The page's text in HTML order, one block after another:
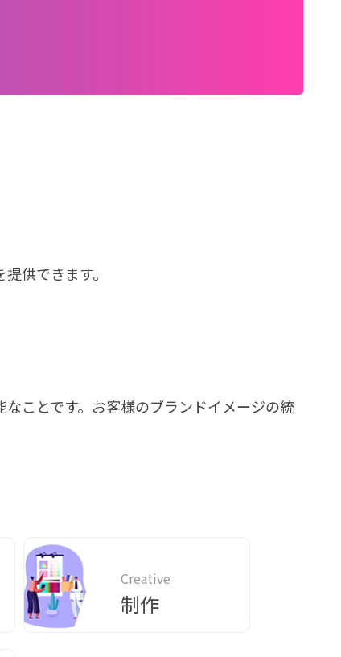
供できます。
ことです。お客様のブランドイメージの統
Creative
制作